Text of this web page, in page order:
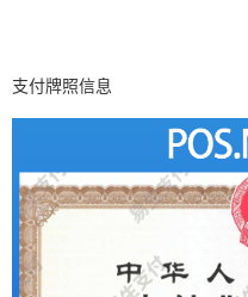
支付牌照信息